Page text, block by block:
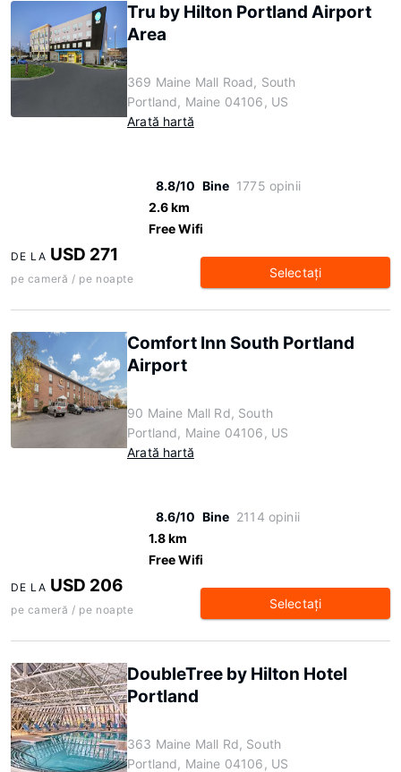
Tru by Hilton Portland Airport
Area
369 Maine Mall Road, South
Portland, Maine 04106, US
Arată hartă
8.8/10 Bine 1775 opinii
2.6 km
Free Wifi
DE LA USD 271
pe cameră / pe noapte Selectaţi
Comfort Inn South Portland
Airport
90 Maine Mall Rd, South
Portland, Maine 04106, US
Arată hartă
8.6/10 Bine 2114 opinii
1.8 km
Free Wifi
DE LA USD 206
pe cameră / pe noapte Selectaţi
DoubleTree by Hilton Hotel
Portland
363 Maine Mall Rd, South
Portland, Maine 04106, US